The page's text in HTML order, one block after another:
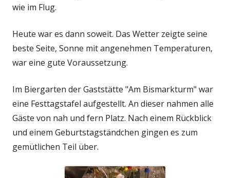
wie im Flug.
Heute war es dann soweit. Das Wetter zeigte seine
beste Seite, Sonne mit angenehmen Temperaturen,
war eine gute Voraussetzung.
Im Biergarten der Gaststätte "Am Bismarkturm" war
eine Festtagstafel aufgestellt. An dieser nahmen alle
Gäste von nah und fern Platz. Nach einem Rückblick
und einem Geburtstagständchen gingen es zum
gemütlichen Teil über.